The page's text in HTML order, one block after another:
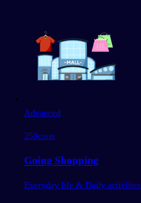
Advanced
250слов
Going Shopping
Everyday life & Daily activities